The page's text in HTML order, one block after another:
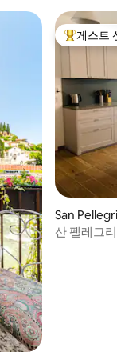
상위 게스
게스트
San
미니엄
산 펠레그